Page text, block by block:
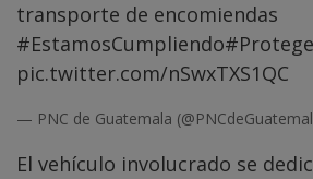
transporte de encomiendas
#EstamosCumpliendo
pic.twitter.com/nSwxTXS1QC
— PNC de Guatemala
El vehículo involucrado se